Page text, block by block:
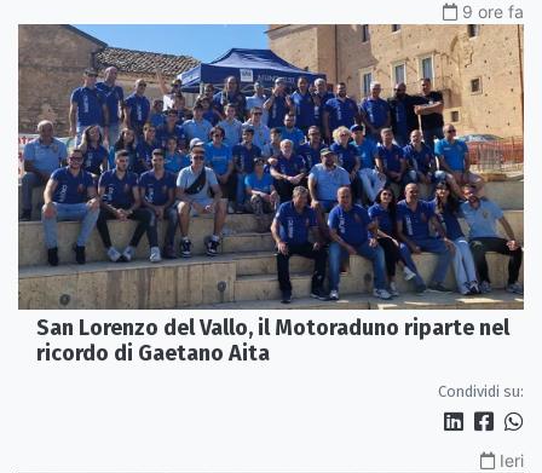
9 ore fa
San Lorenzo del Vallo, il Motoraduno riparte nel
ricordo di Gaetano Aita
Condividi su:
Ieri